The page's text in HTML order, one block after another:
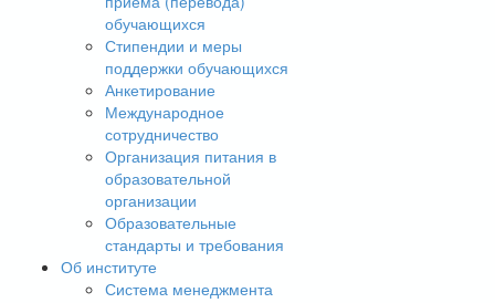
обучающихся
Стипендии и меры
поддержки обучающихся
Анкетирование
Международное
сотрудничество
Организация питания в
образовательной
организации
Образовательные
стандарты и требования
Об институте
Система менеджмента